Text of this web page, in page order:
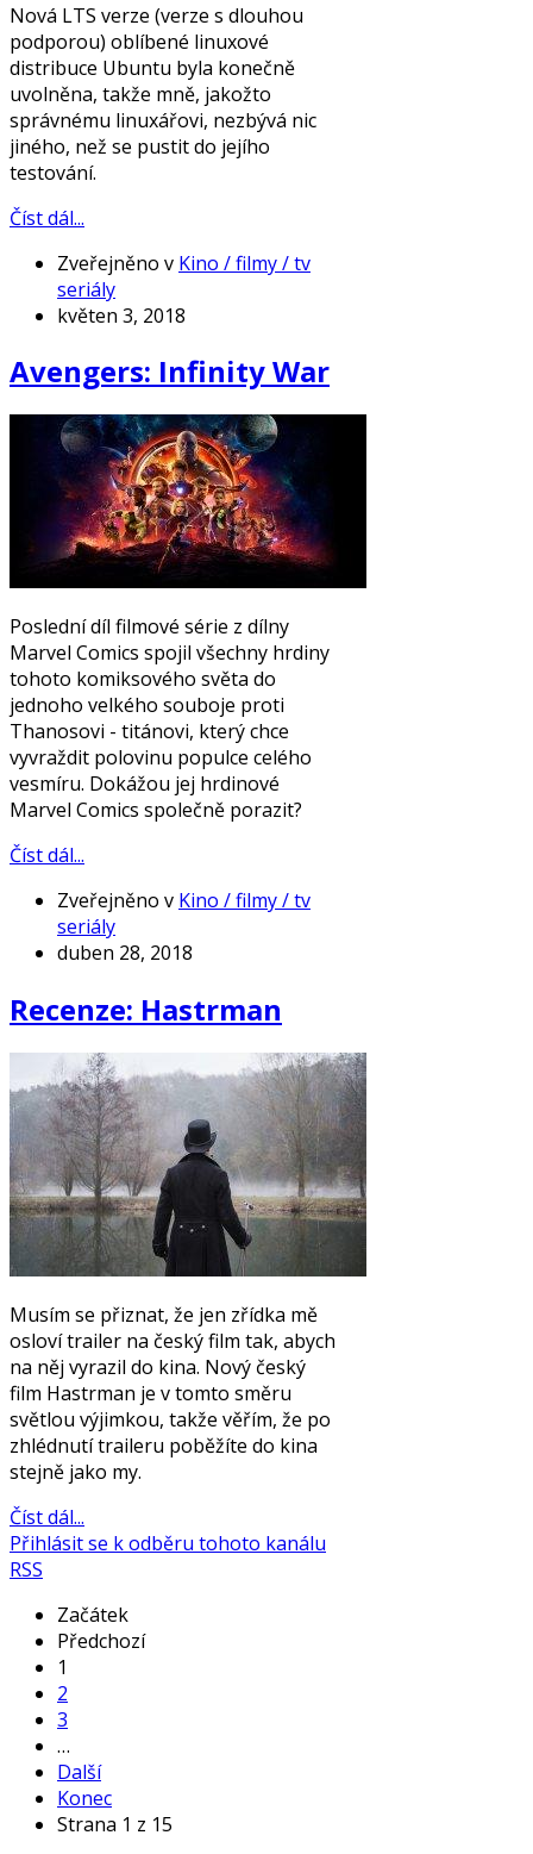
Nová LTS verze (verze s dlouhou
podporou) oblíbené linuxové
distribuce Ubuntu byla konečně
uvolněna, takže mně, jakožto
správnému linuxářovi, nezbývá nic
jiného, než se pustit do jejího
testování.
Číst dál...
Zveřejněno v Kino / filmy / tv
seriály
květen 3, 2018
Avengers: Infinity War
Poslední díl filmové série z dílny
Marvel Comics spojil všechny hrdiny
tohoto komiksového světa do
jednoho velkého souboje proti
Thanosovi - titánovi, který chce
vyvraždit polovinu populce celého
vesmíru. Dokážou jej hrdinové
Marvel Comics společně porazit?
Číst dál...
Zveřejněno v Kino / filmy / tv
seriály
duben 28, 2018
Recenze: Hastrman
Musím se přiznat, že jen zřídka mě
osloví trailer na český film tak, abych
na něj vyrazil do kina. Nový český
film Hastrman je v tomto směru
světlou výjimkou, takže věřím, že po
zhlédnutí traileru poběžíte do kina
stejně jako my.
Číst dál...
Přihlásit se k odběru tohoto kanálu
RSS
Začátek
Předchozí
1
2
3
…
Další
Konec
Strana 1 z 15